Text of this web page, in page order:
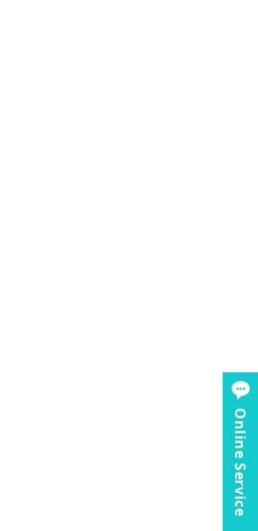
Online Service